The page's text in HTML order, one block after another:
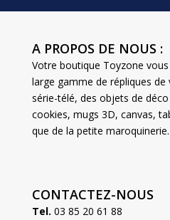
A PROPOS DE NOUS :
Votre boutique Toyzone
large gamme de répliques
série-télé, des objets de
cookies, mugs 3D, canvas,
que de la petite maroquinerie.
CONTACTEZ-NOUS
Tel. 03 85 20 61 88